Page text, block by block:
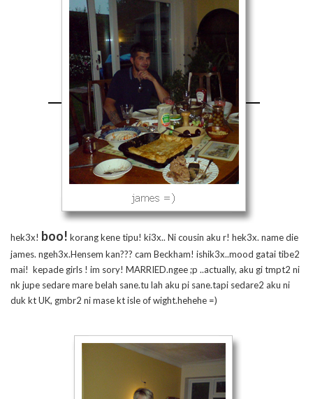
hek3x! boo! korang kene tipu! ki3x.. Ni cousin aku r! hek3x. name die
james. ngeh3x.Hensem kan??? cam Beckham! ishik3x..mood gatai tibe2
mai! kepade girls ! im sory! MARRIED.ngee ;p ..actually, aku gi tmpt2 ni
nk jupe sedare mare belah sane.tu lah aku pi sane.tapi sedare2 aku ni
duk kt UK, gmbr2 ni mase kt isle of wight.hehehe =)